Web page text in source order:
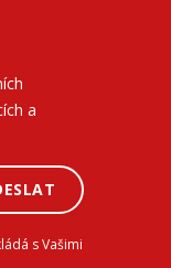
a
s Vašimi